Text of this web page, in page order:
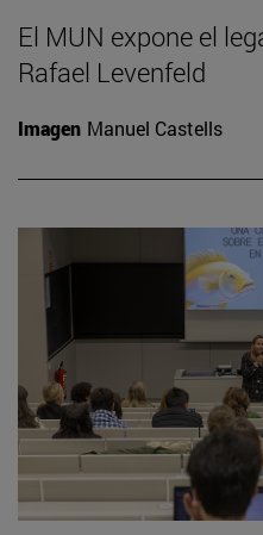
El MUN expone el
Rafael Levenfeld
Imagen Manuel Castells